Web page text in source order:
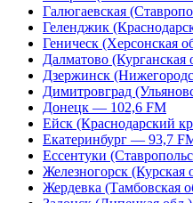
Галюгаевская
Геленджик
Геническ (Херсонская
Далматово
Дзержинск
Димитровград
Донецк — 102,6 FM
Ейск (Краснодарский
Екатеринбург — 93,7
Ессентуки
Железногорск
Жердевка (Тамбовская